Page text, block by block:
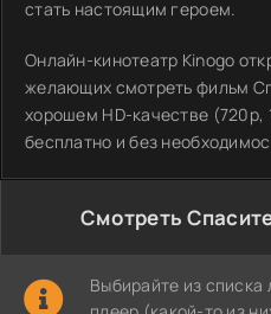
стать настоящим героем.
Онлайн-кинотеатр Kinogo
желающих смотреть фильм
хорошем HD-качестве (720p,
бесплатно и без
Смотреть
Выбирайте из